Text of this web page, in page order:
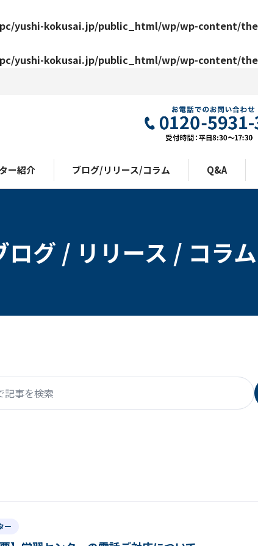
yushi-kokusai.jp/public_html/wp/wp-content/
yushi-kokusai.jp/public_html/wp/wp-content/
ー紹介 ブログ/リリース/コラム Q&A
ログ / リリース / コラム
を検索
ー